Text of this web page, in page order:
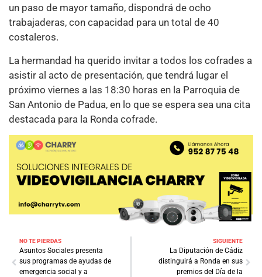
un paso de mayor tamaño, dispondrá de ocho
trabajaderas, con capacidad para un total de 40
costaleros.
La hermandad ha querido invitar a todos los cofrades a
asistir al acto de presentación, que tendrá lugar el
próximo viernes a las 18:30 horas en la Parroquia de
San Antonio de Padua, en lo que se espera sea una cita
destacada para la Ronda cofrade.
NO TE PIERDAS
Asuntos Sociales presenta
sus programas de ayudas de
emergencia social y a
SIGUIENTE
La Diputación de Cádiz
distinguirá a Ronda en sus
premios del Día de la